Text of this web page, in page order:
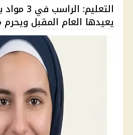
التعليم:
يعيدها العام المقبل ويحرم